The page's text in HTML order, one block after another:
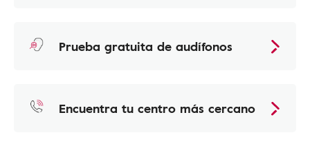
Prueba gratuita de audífonos
Encuentra tu centro más cercano